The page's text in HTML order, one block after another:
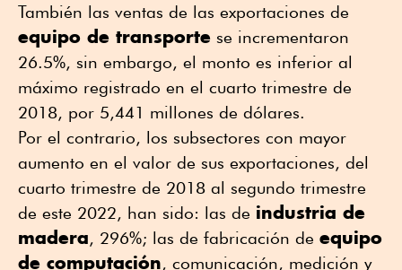
También las ventas de las exportaciones de
equipo de transporte se incrementaron
26.5%, sin embargo, el monto es inferior al
máximo registrado en el cuarto trimestre de
2018, por 5,441 millones de dólares.
Por el contrario, los subsectores con mayor
aumento en el valor de sus exportaciones, del
cuarto trimestre de 2018 al segundo trimestre
de este 2022, han sido: las de industria de
madera, 296%; las de fabricación de equipo
de computación, comunicación, medición y